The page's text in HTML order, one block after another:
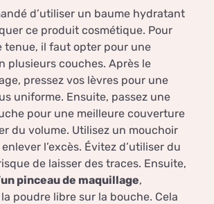
d’utiliser un baume hydratant
ce produit cosmétique. Pour
tenue, il faut opter pour une
plusieurs couches. Après le
pressez vos lèvres pour une
uniforme. Ensuite, passez une
pour une meilleure couverture
du volume. Utilisez un mouchoir
l’excès. Évitez d’utiliser du
de laisser des traces. Ensuite,
pinceau de maquillage,
poudre libre sur la bouche. Cela